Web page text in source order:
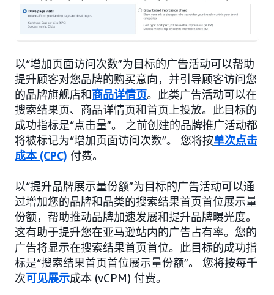
以“增加页面访问次数”为目标的广告活动可以帮助
提升顾客对您品牌的购买意向，并引导顾客访问您
的品牌旗舰店和商品详情页。此类广告活动可以在
搜索结果页、商品详情页和首页上投放。此目标的
成功指标是“点击量”。 之前创建的品牌推广活动都
将被标记为“增加页面访问次数”。 您将按单次点击
成本 (CPC) 付费。
以“提升品牌展示量份额”为目标的广告活动可以通
过增加您的品牌和品类的搜索结果首页首位展示量
份额，帮助推动品牌加速发展和提升品牌曝光度。
这有助于提升您在亚马逊站内的广告占有率。您的
广告将显示在搜索结果首页首位。此目标的成功指
标是“搜索结果首页首位展示量份额”。 您将按每千
次可见展示成本 (vCPM) 付费。